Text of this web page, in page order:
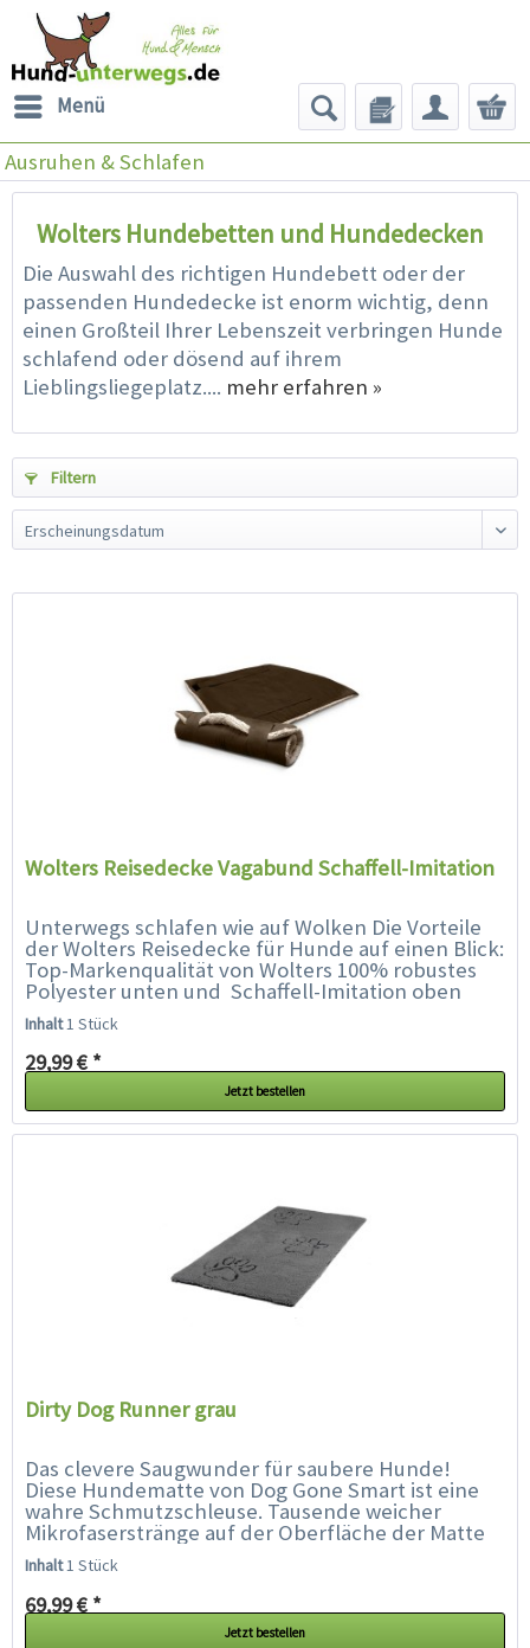
Menü
Ausruhen & Schlafen
Wolters Hundebetten und Hundedecken
Die Auswahl des richtigen Hundebett oder der
passenden Hundedecke ist enorm wichtig, denn
einen Großteil Ihrer Lebenszeit verbringen Hunde
schlafend oder dösend auf ihrem
Lieblingsliegeplatz.... mehr erfahren »
Filtern
Wolters Reisedecke Vagabund Schaffell-Imitation
Unterwegs schlafen wie auf Wolken Die Vorteile
der Wolters Reisedecke für Hunde auf einen Blick:
Top-Markenqualität von Wolters 100% robustes
Polyester unten und Schaffell-Imitation oben
Farbe: dunkel braun und...
Inhalt1 Stück
29,99 € *
Jetzt bestellen
Dirty Dog Runner grau
Das clevere Saugwunder für saubere Hunde!
Diese Hundematte von Dog Gone Smart ist eine
wahre Schmutzschleuse. Tausende weicher
Mikrofaserstränge auf der Oberfläche der Matte
saugen im Nu den Schlamm und das Wasser auf,...
Inhalt1 Stück
69,99 € *
Jetzt bestellen